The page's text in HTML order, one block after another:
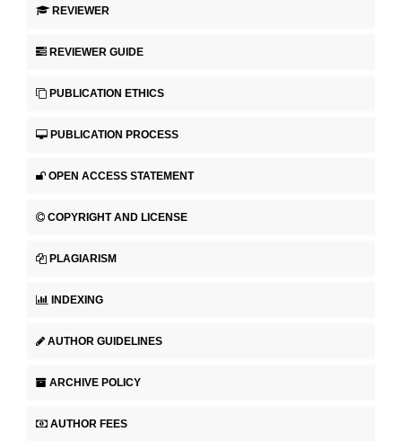
REVIEWER
REVIEWER GUIDE
PUBLICATION ETHICS
PUBLICATION PROCESS
OPEN ACCESS STATEMENT
COPYRIGHT AND LICENSE
PLAGIARISM
INDEXING
AUTHOR GUIDELINES
ARCHIVE POLICY
AUTHOR FEES